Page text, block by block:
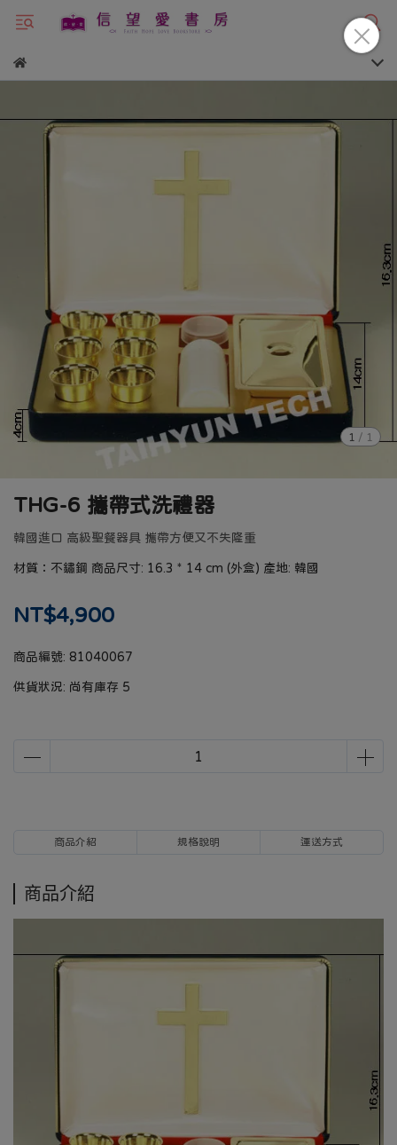
1 / 1
THG-6 攜帶式洗禮器
韓國進口 高級聖餐器具 攜帶方便又不失隆重
材質：不鏽鋼 商品尺寸: 16.3 * 14 cm (外盒) 產地: 韓國
NT$4,900
商品編號: 81040067
供貨狀況: 尚有庫存 5
商品介紹 規格說明 運送方式
商品介紹